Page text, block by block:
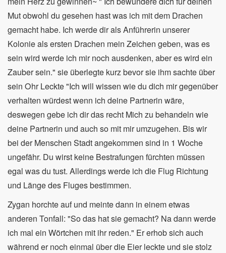
Mut obwohl du gesehen hast was ich mit dem Drachen
gemacht habe. Ich werde dir als Anführerin unserer
Kolonie als ersten Drachen mein Zeichen geben, was es
sein wird werde ich mir noch ausdenken, aber es wird ein
Zauber sein." sie überlegte kurz bevor sie ihm sachte über
sein Ohr Leckte "Ich will wissen wie du dich mir gegenüber
verhalten würdest wenn ich deine Partnerin wäre,
deswegen gebe ich dir das recht Mich zu behandeln wie
deine Partnerin und auch so mit mir umzugehen. Bis wir
bei der Menschen Stadt angekommen sind in 1 Woche
ungefähr. Du wirst keine Bestrafungen fürchten müssen
egal was du tust. Allerdings werde ich die Flug Richtung
und Länge des Fluges bestimmen.
Zygan horchte auf und meinte dann in einem etwas
anderen Tonfall: "So das hat sie gemacht? Na dann werde
ich mal ein Wörtchen mit ihr reden." Er erhob sich auch
während er noch einmal über die Eier leckte und sie stolz